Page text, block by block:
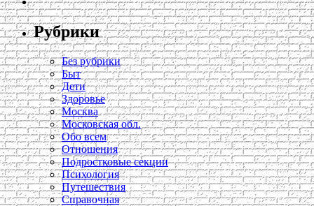
Рубрики
Без рубрики
Быт
Дети
Здоровье
Москва
Московская обл.
Обо всем
Отношения
Подростковые секции
Психология
Путешествия
Справочная